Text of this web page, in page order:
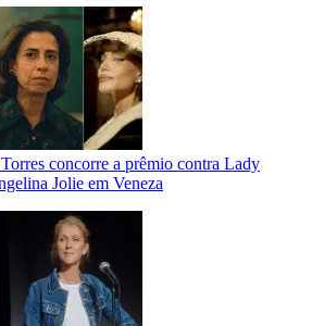
concorre a prêmio contra Lady
Jolie em Veneza